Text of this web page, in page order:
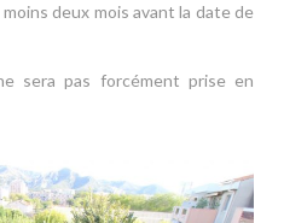
deux mois avant la date de
sera pas forcément prise en